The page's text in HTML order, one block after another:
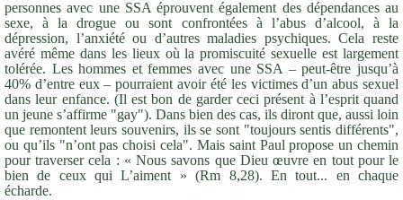
personnes avec une SSA éprouvent également des dépendances au
sexe, à la drogue ou sont confrontées à l’abus d’alcool, à la
dépression, l’anxiété ou d’autres maladies psychiques. Cela reste
avéré même dans les lieux où la promiscuité sexuelle est largement
tolérée. Les hommes et femmes avec une SSA – peut-être jusqu’à
40% d’entre eux – pourraient avoir été les victimes d’un abus sexuel
dans leur enfance. (Il est bon de garder ceci présent à l’esprit quand
un jeune s’affirme "gay"). Dans bien des cas, ils diront que, aussi loin
que remontent leurs souvenirs, ils se sont "toujours sentis différents",
ou qu’ils "n’ont pas choisi cela". Mais saint Paul propose un chemin
pour traverser cela : « Nous savons que Dieu œuvre en tout pour le
bien de ceux qui L’aiment » (Rm 8,28). En tout... en chaque
écharde.